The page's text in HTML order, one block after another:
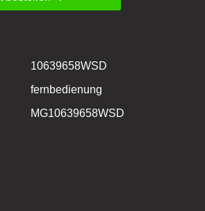
10639658WSD
fernbedienung
MG10639658WSD